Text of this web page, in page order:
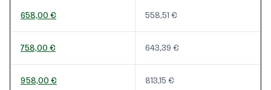
658,00 € 558,51 €
758,00 € 643,39 €
958,00 € 813,15 €